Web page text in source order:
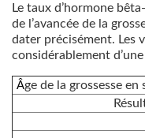
Le taux d’hormone
de l’avancée de la
dater précisément. Les
considérablement
Âge de la grossesse en